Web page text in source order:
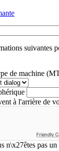
suivantes
de machine
à l'arrière de
Friendly
n\x27êtes pas un